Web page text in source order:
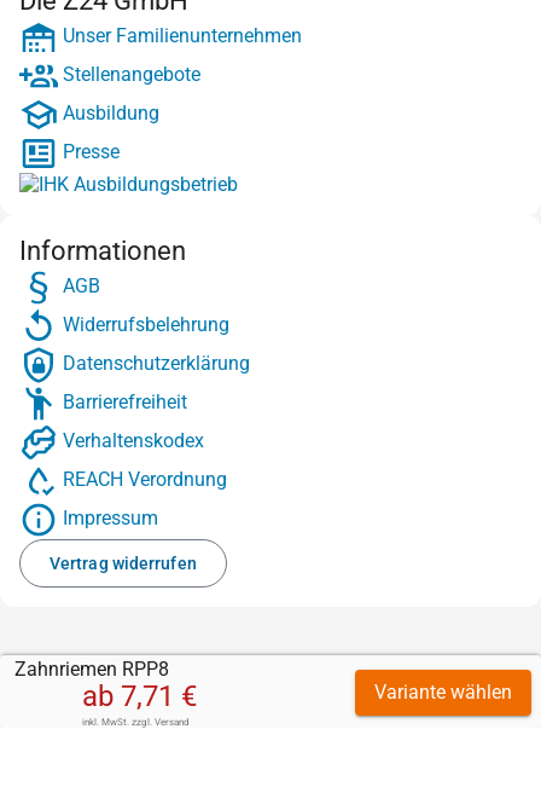
Zahnriemen RPP8
ab 7,71 €
inkl. MwSt. zzgl. Versand
Variante wählen
Unser Familienunternehmen
Stellenangebote
Ausbildung
Presse
Informationen
AGB
Widerrufsbelehrung
Datenschutzerklärung
Barrierefreiheit
Verhaltenskodex
REACH Verordnung
Impressum
Vertrag widerrufen